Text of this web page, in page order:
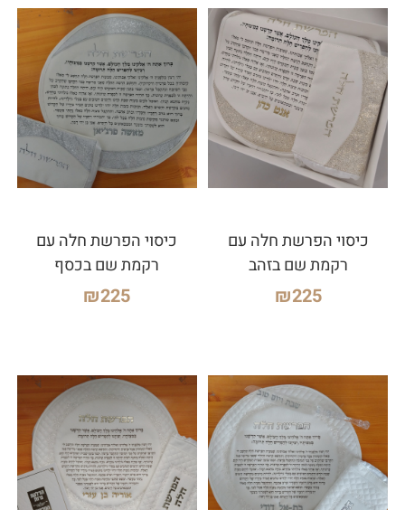
כיסוי הפרשת חלה עם
רקמת שם בזהב
₪225
כיסוי הפרשת חלה עם
רקמת שם בכסף
₪225